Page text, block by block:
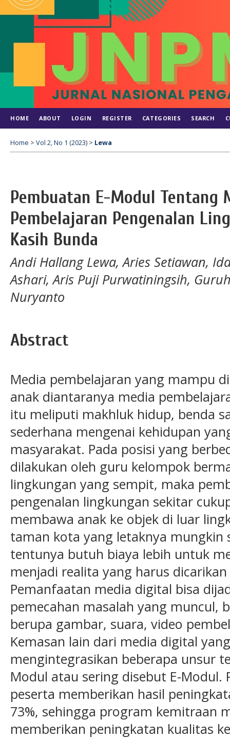
HOME ABOUT LOGIN REGISTER CATEGORIES SEARCH
Home > Vol 2, No 1 (2023) > Lewa
Pembuatan E-Modul Tentang
Pembelajaran Pengenalan
Kasih Bunda
Andi Hallang Lewa, Aries Setiawan,
Ashari, Aris Puji Purwatiningsih,
Nuryanto
Abstract
Media pembelajaran yang mampu
anak diantaranya media
itu meliputi makhluk hidup, benda
sederhana mengenai kehidupan
masyarakat. Pada posisi yang
dilakukan oleh guru kelompok
lingkungan yang sempit, maka
pengenalan lingkungan sekitar
membawa anak ke objek di luar
taman kota yang letaknya mungkin
tentunya butuh biaya lebih untuk
menjadi realita yang harus
Pemanfaatan media digital bisa
pemecahan masalah yang muncul,
berupa gambar, suara, video
Kemasan lain dari media digital
mengintegrasikan beberapa unsur
Modul atau sering disebut E-Modul.
peserta memberikan hasil
73%, sehingga program kemitraan
memberikan peningkatan kualitas